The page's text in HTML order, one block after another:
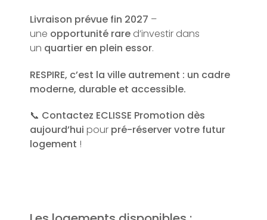
Livraison prévue fin 2027 –
une opportunité rare d’investir dans
un quartier en plein essor.
RESPIRE, c’est la ville autrement : un cadre
moderne, durable et accessible.
📞 Contactez ECLISSE Promotion dès
aujourd’hui pour pré-réserver votre futur
logement !